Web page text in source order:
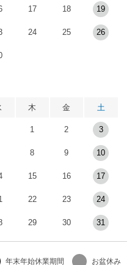
17 18 19
24 25 26
木 金 土
1 2 3
8 9 10
15 16 17
22 23 24
29 30 31
年末年始休業期間 お盆休み